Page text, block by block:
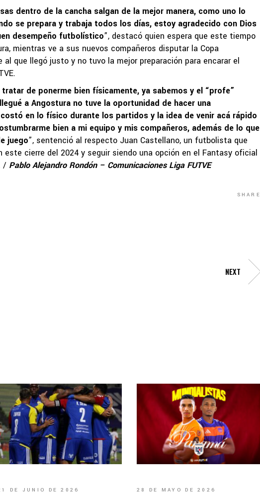
dentro de la cancha salgan de la mejor manera, como uno lo
se prepara y trabaja todos los días, estoy agradecido con Dios
desempeño futbolístico”, destacó quien espera que este tiempo
mientras ve a sus nuevos compañeros disputar la Copa
que llegó justo y no tuvo la mejor preparación para encarar el
de ponerme bien físicamente, ya sabemos y el “profe”
a Angostura no tuve la oportunidad de hacer una
en lo físico durante los partidos y la idea de venir acá rápido
bien a mi equipo y mis compañeros, además de lo que
juego”, sentenció al respecto Juan Castellano, un futbolista que
este cierre del 2024 y seguir siendo una opción en el Fantasy oficial
/ Pablo Alejandro Rondón – Comunicaciones Liga FUTVE
SHARE
NEXT
DE JUNIO DE 2026 28 DE MAYO DE 2026